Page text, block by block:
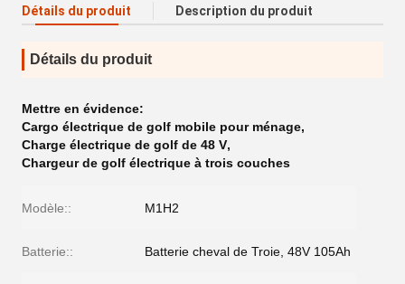
Détails du produit Description du produit
Détails du produit
Mettre en évidence:
Cargo électrique de golf mobile pour ménage,
Charge électrique de golf de 48 V,
Chargeur de golf électrique à trois couches
Modèle:: M1H2
Batterie:: Batterie cheval de Troie, 48V 105Ah